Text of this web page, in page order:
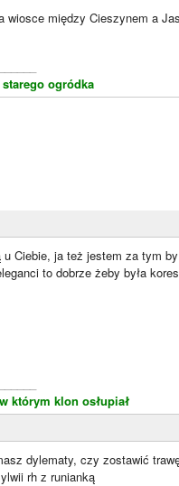
wiosce między Cieszynem a
ogródka
Ciebie, ja też jestem za tym
to dobrze żeby była
którym klon osłupiał
dylematy, czy zostawić
rh z runianką